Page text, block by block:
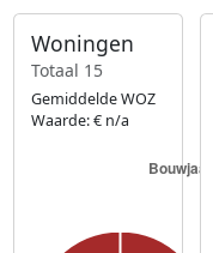
Woningen
Totaal 15
Gemiddelde WOZ
Waarde: € n/a